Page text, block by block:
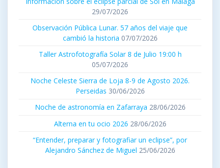
29/07/2026
Observación Pública Lunar. 57 años del viaje que
cambió la historia 07/07/2026
Taller Astrofotografía Solar 8 de Julio 19:00 h
05/07/2026
Noche Celeste Sierra de Loja 8-9 de Agosto 2026.
Perseidas 30/06/2026
Noche de astronomía en Zafarraya 28/06/2026
Alterna en tu ocio 2026 28/06/2026
“Entender, preparar y fotografiar un eclipse”, por
Alejandro Sánchez de Miguel 25/06/2026